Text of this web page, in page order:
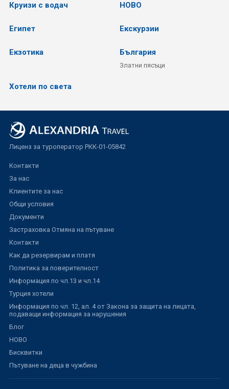
Круизи с водач НОВО
Египет Екскурзии
Екзотика България
Златни пясъци
Хотели по света
Лиценз за туроператор РКК-01-05842
Контакти
За нас
Клиентите за нас
Общи условия
Документи
Застраховка Отмяна на пътуване
Контакти
Как да резервирам и платя
Политика за поверителност
Информация по чл.13 и чл.14
Турция хотели
Информация по чл. 12, ал. 4 от Закона за защита на лицата,
подаващи информация за нарушения
Блог
НОВО
Бисквитки
Пътуване на деца в чужбина